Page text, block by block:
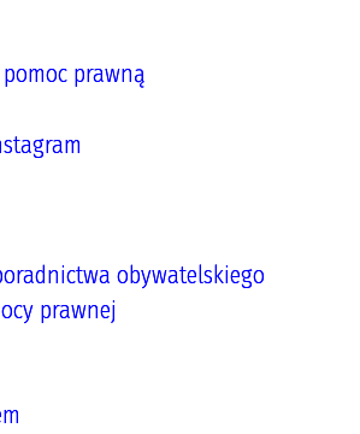
obywatelskiego
prawnej